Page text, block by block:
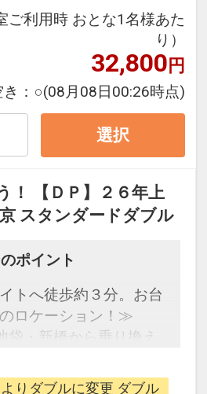
５００
15、9/19・20は適用
。
旅行代金は、カレンダ
認画面」でご確認くだ
・食事条件・プラン同
引適用の条件となりま
」と「朝食付プラン」
ン」と「朝食付プラ
ご利用時 おとな1名様あた
り）
32,800円
： ○(08月08日00:26時点)
選択
！ 【ＤＰ】２６年上
スタンダードダブル
ポイント
トへ徒歩約３分。お台
ロケーション！≫
袋・新橋から乗り換え
製ベッドとＷｉ‐Ｆｉ接
りダブルに変更 ダブル